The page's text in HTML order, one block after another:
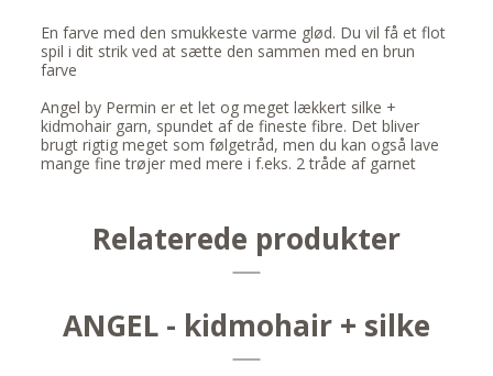
En farve med den smukkeste varme glød. Du vil få et flot
spil i dit strik ved at sætte den sammen med en brun
farve
Angel by Permin er et let og meget lækkert silke +
kidmohair garn, spundet af de fineste fibre. Det bliver
brugt rigtig meget som følgetråd, men du kan også lave
mange fine trøjer med mere i f.eks. 2 tråde af garnet
Relaterede produkter
ANGEL - kidmohair + silke